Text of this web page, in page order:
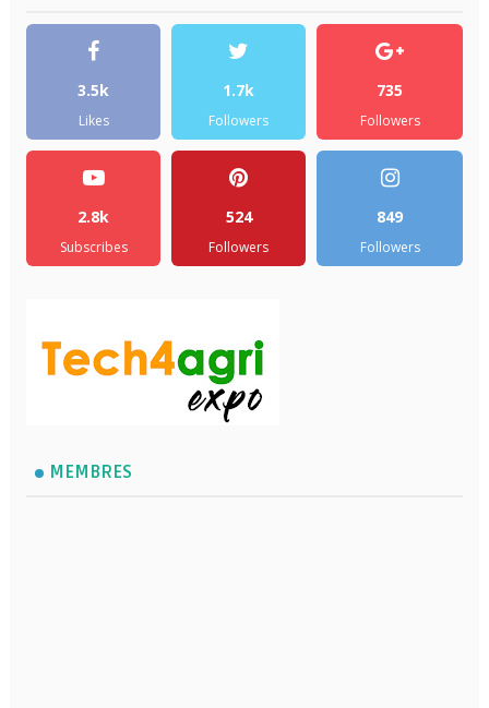
3.5k
Likes
1.7k
Followers
735
Followers
2.8k
Subscribes
524
Followers
849
Followers
MEMBRES